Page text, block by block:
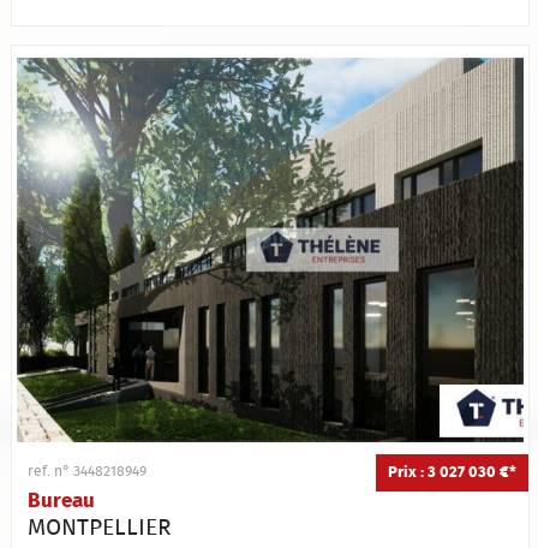
Prix : 3 027 030 €*
ref. n° 3448218949
Bureau
MONTPELLIER